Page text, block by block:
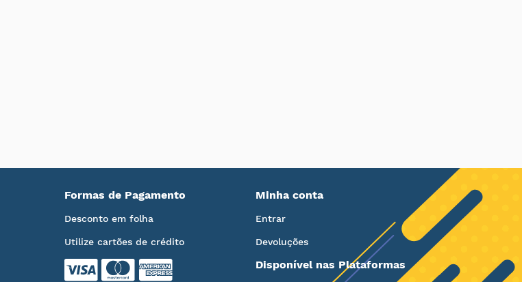
Formas de Pagamento
Desconto em folha
Utilize cartões de crédito
Minha conta
Entrar
Devoluções
Disponível nas Plataformas